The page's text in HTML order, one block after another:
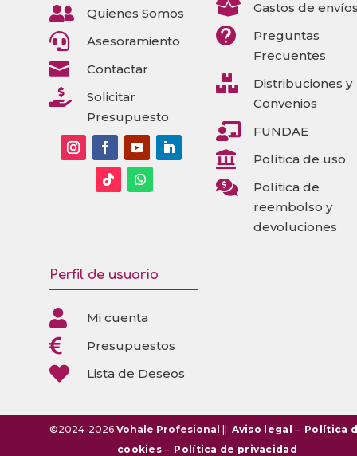
 Quienes Somos
 Asesoramiento
 Contactar

Solicitar
Presupuesto
 Gastos de

Preguntas
Frecuentes

Distribuciones y
Convenios
 FUNDAE
 Política de uso

Política de
reembolso y
devoluciones
Perfil de usuario
 Mi cuenta
 Presupuestos
 Lista de Deseos
©2024-2026 Vohale Profesional || Aviso legal – Política
cookies– Política de privacidad